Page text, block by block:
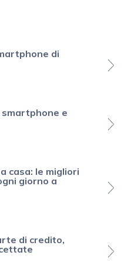
di
smartphone e
casa: le migliori
giorno a
di credito,